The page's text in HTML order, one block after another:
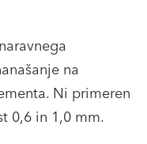
na
Ni primeren
0,6 in 1,0 mm.